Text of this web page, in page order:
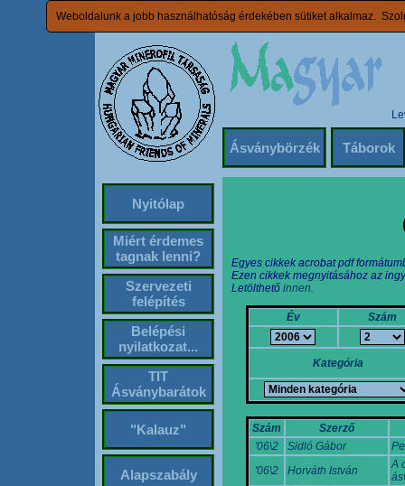
Weboldalunk a jobb használhatóság érdekében sütiket alkalmaz.
Ásványbörzék Táborok
Nyitólap
Miért érdemes
tagnak lenni?
Szervezeti
felépítés
Belépési
nyilatkozat...
TIT
Ásványbarátok
"Kalauz"
Alapszabály
Egyes cikkek acrobat pdf
Ezen cikkek megnyitásához az
Letölthető innen.
Év Szám
Kategória
Szám
Szerző
'06\2
Sidló Gábor
'06\2
Horváth István
A